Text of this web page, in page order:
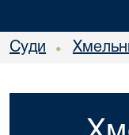
Суди •